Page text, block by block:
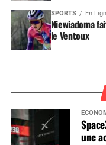
SPORTS En
Niewiadoma
le Ventoux
une